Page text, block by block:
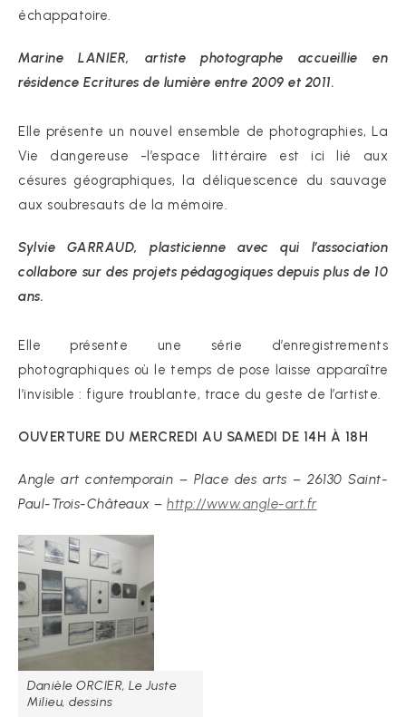
échappatoire.
Marine LANIER, artiste photographe accueillie en
résidence Ecritures de lumière entre 2009 et 2011.
Elle présente un nouvel ensemble de photographies, La
Vie dangereuse -l’espace littéraire est ici lié aux
césures géographiques, la déliquescence du sauvage
aux soubresauts de la mémoire.
Sylvie GARRAUD, plasticienne avec qui l’association
collabore sur des projets pédagogiques depuis plus de 10
ans.
Elle présente une série d’enregistrements
photographiques où le temps de pose laisse apparaître
l’invisible : figure troublante, trace du geste de l’artiste.
OUVERTURE DU MERCREDI AU SAMEDI DE 14H À 18H
Angle art contemporain – Place des arts – 26130 Saint-
Paul-Trois-Châteaux – http://www.angle-art.fr
Danièle ORCIER, Le Juste
Milieu, dessins